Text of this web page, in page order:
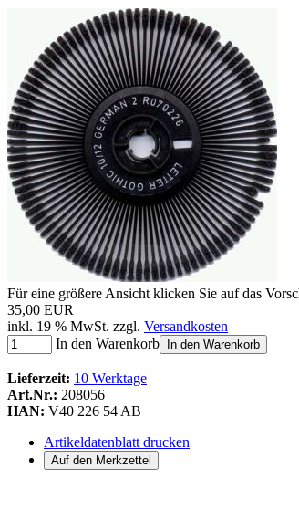
Für eine größere Ansicht klicken Sie auf das
35,00 EUR
inkl. 19 % MwSt. zzgl. Versandkosten
In den Warenkorb
In den Warenkorb
Lieferzeit: 10 Werktage
Art.Nr.: 208056
HAN: V40 226 54 AB
Artikeldatenblatt drucken